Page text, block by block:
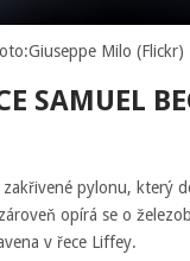
Milo (Flickr)
SAMUEL
zakřivené pylonu, který
opírá se o
v řece Liffey.